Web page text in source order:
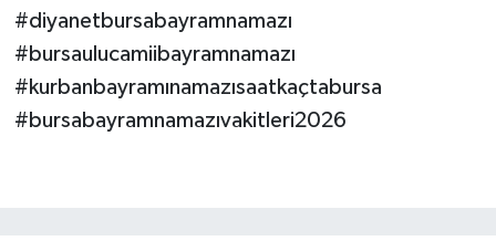
#diyanetbursabayramnamazı
#bursaulucamiibayramnamazı
#kurbanbayramınamazısaatkaçtabursa
#bursabayramnamazıvakitleri2026